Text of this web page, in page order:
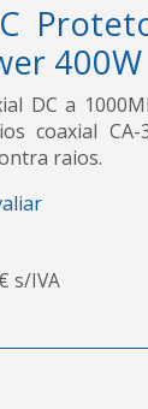
400W
DC a
coaxial CA-
raios.
s/IVA